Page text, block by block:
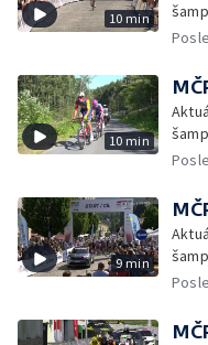
10 min
10 min
9 min